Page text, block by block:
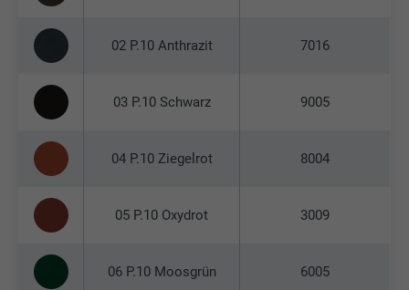
02 P.10 Anthrazit 7016
03 P.10 Schwarz 9005
04 P.10 Ziegelrot 8004
05 P.10 Oxydrot 3009
06 P.10 Moosgrün 6005